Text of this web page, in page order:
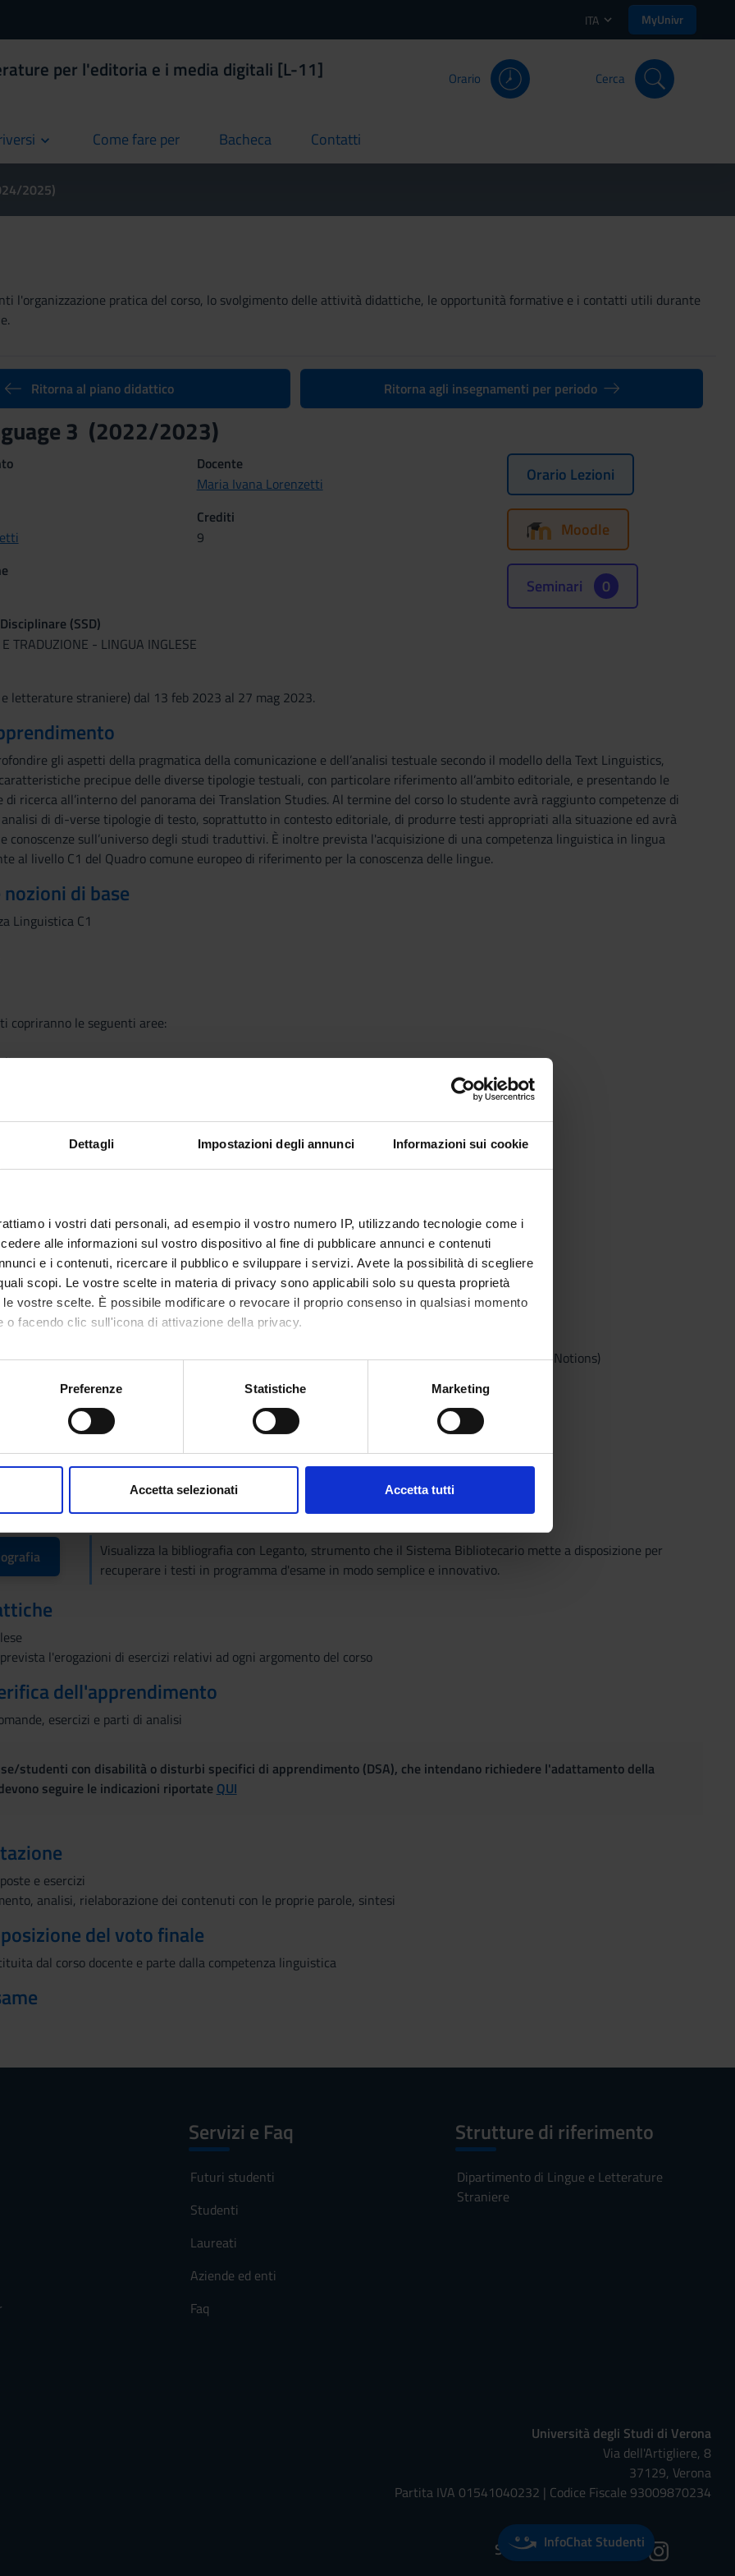
Dettagli Impostazioni degli annunci Informazioni sui cookie
i vostri dati personali, ad esempio il vostro numero IP, utilizzando tecnologie come i
alle informazioni sul vostro dispositivo al fine di pubblicare annunci e contenuti
e i contenuti, ricercare il pubblico e sviluppare i servizi. Avete la possibilità di scegliere
scopi. Le vostre scelte in materia di privacy sono applicabili solo su questa proprietà
vostre scelte. È possibile modificare o revocare il proprio consenso in qualsiasi momento
o facendo clic sull'icona di attivazione della privacy.
anche:
sulla tua posizione geografica, con un'approssimazione di qualche metro,
in qualsiasi momento dalla Dichiarazione sui cookie.
e social media, i quali potrebbero combinarle con altre informazioni che hai fornito loro o
dei loro servizi.
Preferenze Statistiche Marketing
Accetta selezionati Accetta tutti
ITA MyUnivr
per l'editoria e i media digitali [L-11] Orario Cerca
Come fare per
current Bacheca
current Contatti
current
2025)
l'organizzazione pratica del corso, lo svolgimento delle attività didattiche, le opportunità formative e i contatti utili durante
Ritorna al piano didattico Ritorna agli insegnamenti per periodo
3 (2022/2023)
Docente
Maria Ivana Lorenzetti
Crediti
9
(SSD)
TRADUZIONE - LINGUA INGLESE
letterature straniere) dal 13 feb 2023 al 27 mag 2023.
Orario Lezioni
Moodle
Seminari 0
gli aspetti della pragmatica della comunicazione e dell’analisi testuale secondo il modello della Text Linguistics,
precipue delle diverse tipologie testuali, con particolare riferimento all’ambito editoriale, e presentando le
ricerca all’interno del panorama dei Translation Studies. Al termine del corso lo studente avrà raggiunto competenze di
di di-verse tipologie di testo, soprattutto in contesto editoriale, di produrre testi appropriati alla situazione ed avrà
conoscenze sull’universo degli studi traduttivi. È inoltre prevista l'acquisizione di una competenza linguistica in lingua
al livello C1 del Quadro comune europeo di riferimento per la conoscenza delle lingue.
di base
Linguistica C1
copriranno le seguenti aree:
di De Beaugrande-Dressler (1981);
testo; testo vs. non testo;
e Scopo del Messaggio;
varie tipologie testuali ed analisi di testi;
Studies
Inglese-Italiano
and Wolfgang U. Dressler (1980) Introduction to Text Linguistics, London, Longman (parte: Basic Notions)
saranno segnalate dalla docente durante il corso.
Visualizza la bibliografia con Leganto, strumento che il Sistema Bibliotecario mette a disposizione per
recuperare i testi in programma d'esame in modo semplice e innovativo.
l'erogazioni di esercizi relativi ad ogni argomento del corso
dell'apprendimento
esercizi e parti di analisi
studenti con disabilità o disturbi specifici di apprendimento (DSA), che intendano richiedere l'adattamento della
seguire le indicazioni riportate QUI
e esercizi
analisi, rielaborazione dei contenuti con le proprie parole, sintesi
del voto finale
dal corso docente e parte dalla competenza linguistica
Servizi e Faq
Futuri studenti
Studenti
Laureati
Aziende ed enti
Faq
Strutture di riferimento
Dipartimento di Lingue e Letterature
Straniere
Università degli Studi di Verona
Via dell'Artigliere, 8
37129, Verona
Partita IVA 01541040232 | Codice Fiscale 93009870234
Seguici su:InfoChat Studenti